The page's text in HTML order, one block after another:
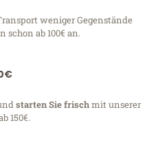
weniger Gegenstände
schon ab 100€ an.
starten Sie frischmit unserer
150€.